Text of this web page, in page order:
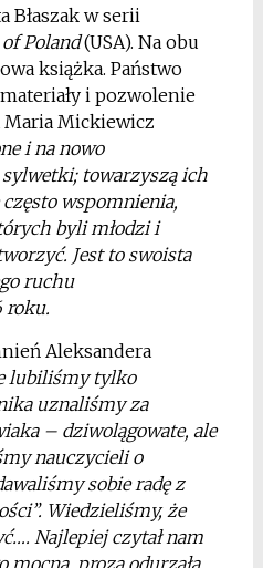
Błaszak w serii
Poland(USA). Na obu
książka. Państwo
i pozwolenie
Mickiewicz
i na nowo
towarzyszą ich
wspomnienia,
byli młodzi i
Jest to swoista
ruchu
roku.
Aleksandera
lubiliśmy tylko
uznaliśmy za
– dziwolągowate, ale
nauczycieli o
sobie radę z
Wiedzieliśmy, że
Najlepiej czytał nam
mocna, proza odurzała